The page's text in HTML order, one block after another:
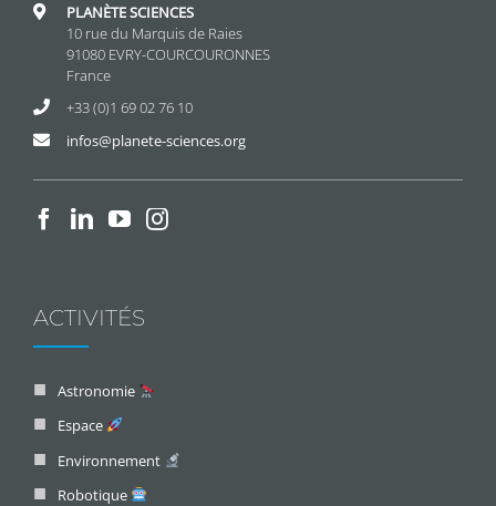
PLANÈTE SCIENCES
10 rue du Marquis de Raies
91080 EVRY-COURCOURONNES
France
+33 (0)1 69 02 76 10
infos@planete-sciences.org
ACTIVITÉS
Astronomie
Espace
Environnement
Robotique